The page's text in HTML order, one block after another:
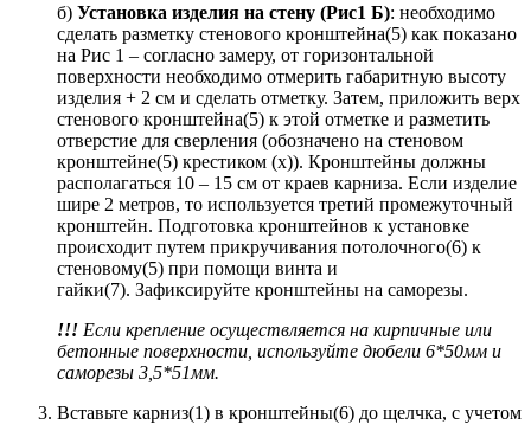
б) Установка изделия на стену (Рис1 Б): необходимо
сделать разметку стенового кронштейна(5) как показано
на Рис 1 – согласно замеру, от горизонтальной
поверхности необходимо отмерить габаритную высоту
изделия + 2 см и сделать отметку. Затем, приложить верх
стенового кронштейна(5) к этой отметке и разметить
отверстие для сверления (обозначено на стеновом
кронштейне(5) крестиком (х)). Кронштейны должны
располагаться 10 – 15 см от краев карниза. Если изделие
шире 2 метров, то используется третий промежуточный
кронштейн. Подготовка кронштейнов к установке
происходит путем прикручивания потолочного(6) к
стеновому(5) при помощи винта и
гайки(7). Зафиксируйте кронштейны на саморезы.
!!! Если крепление осуществляется на кирпичные или
бетонные поверхности, используйте дюбели 6*50мм и
саморезы 3,5*51мм.
Вставьте карниз(1) в кронштейны(6) до щелчка, с учетом